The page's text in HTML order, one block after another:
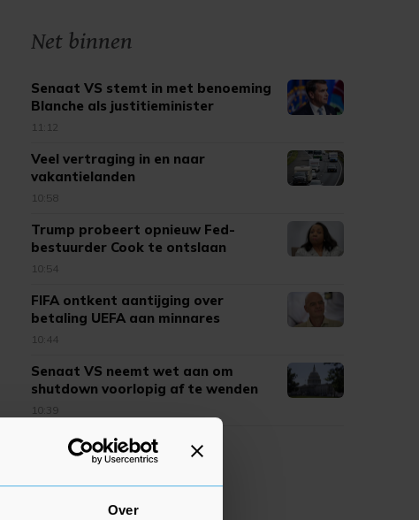
Over
Net binnen
Senaat VS stemt in met benoeming
Blanche als justitieminister
11:12
Veel vertraging in en naar
vakantielanden
10:58
Trump probeert opnieuw Fed-
bestuurder Cook te ontslaan
10:54
FIFA ontkent aantijging over
betaling UEFA aan minnares
Infantino
10:44
Senaat VS neemt wet aan om
shutdown voorlopig af te wenden
10:39